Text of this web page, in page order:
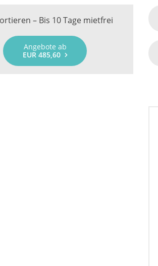
– Bis 10 Tage mietfrei
Angebote ab
EUR 485,60